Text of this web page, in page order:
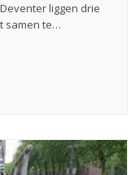
liggen drie
samen te…